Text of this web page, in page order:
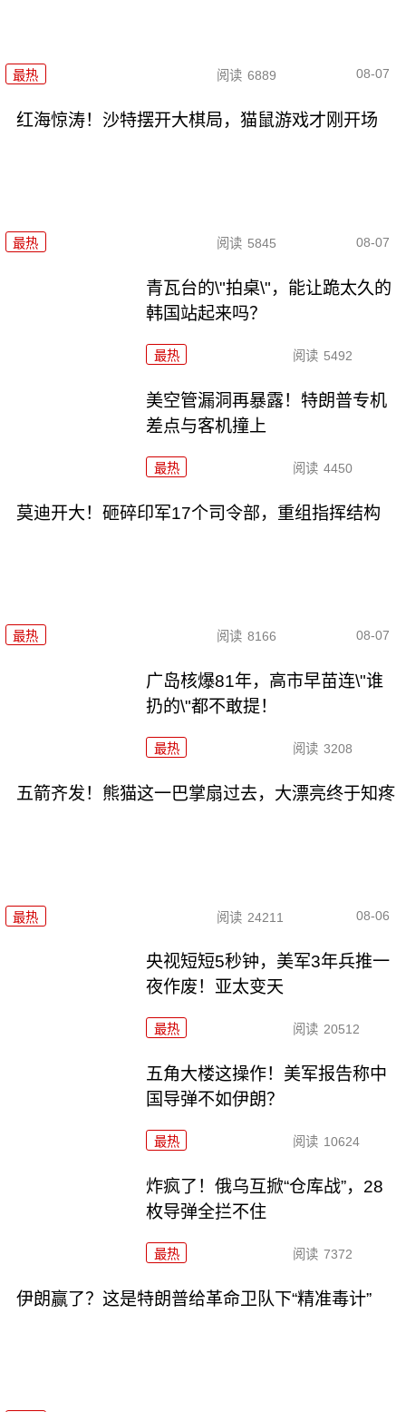
最热 阅读 6889 08-07
红海惊涛！沙特摆开大棋局，猫鼠游戏才刚开场
最热 阅读 5845 08-07
青瓦台的\"拍桌\"，能让跪太久的
韩国站起来吗？
最热 阅读 5492
美空管漏洞再暴露！特朗普专机
差点与客机撞上
最热 阅读 4450
莫迪开大！砸碎印军17个司令部，重组指挥结构
最热 阅读 8166 08-07
广岛核爆81年，高市早苗连\"谁
扔的\"都不敢提！
最热 阅读 3208
五箭齐发！熊猫这一巴掌扇过去，大漂亮终于知疼
最热 阅读 24211 08-06
央视短短5秒钟，美军3年兵推一
夜作废！亚太变天
最热 阅读 20512
五角大楼这操作！美军报告称中
国导弹不如伊朗？
最热 阅读 10624
炸疯了！俄乌互掀“仓库战”，28
枚导弹全拦不住
最热 阅读 7372
伊朗赢了？这是特朗普给革命卫队下“精准毒计”